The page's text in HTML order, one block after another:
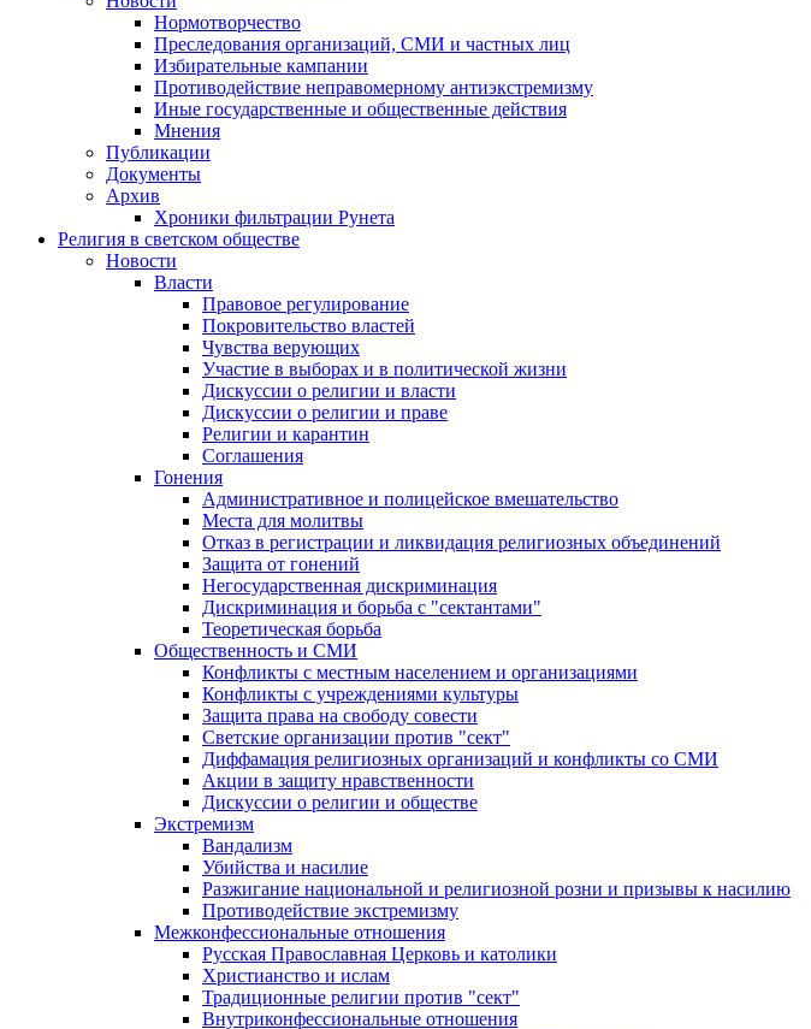
Нормотворчество
Преследования организаций, СМИ и частных лиц
Избирательные кампании
Противодействие неправомерному антиэкстремизму
Иные государственные и общественные действия
Мнения
Публикации
Документы
Архив
Хроники фильтрации Рунета
Религия в светском обществе
Новости
Власти
Правовое регулирование
Покровительство властей
Чувства верующих
Участие в выборах и в политической жизни
Дискуссии о религии и власти
Дискуссии о религии и праве
Религии и карантин
Соглашения
Гонения
Административное и полицейское вмешательство
Места для молитвы
Отказ в регистрации и ликвидация религиозных объединений
Защита от гонений
Негосударственная дискриминация
Дискриминация и борьба с "сектантами"
Теоретическая борьба
Общественность и СМИ
Конфликты с местным населением и организациями
Конфликты с учреждениями культуры
Защита права на свободу совести
Светские организации против "сект"
Диффамация религиозных организаций и конфликты со СМИ
Акции в защиту нравственности
Дискуссии о религии и обществе
Экстремизм
Вандализм
Убийства и насилие
Разжигание национальной и религиозной розни и призывы к насилию
Противодействие экстремизму
Межконфессиональные отношения
Русская Православная Церковь и католики
Христианство и ислам
Традиционные религии против "сект"
Внутриконфессиональные отношения